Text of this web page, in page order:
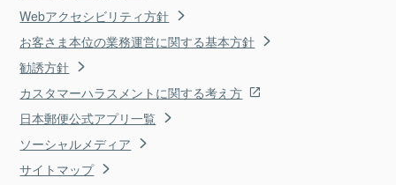
Webアクセシビリティ方針
お客さま本位の業務運営に関する基本方針
勧誘方針
カスタマーハラスメントに関する考え方
日本郵便公式アプリ一覧
ソーシャルメディア
サイトマップ